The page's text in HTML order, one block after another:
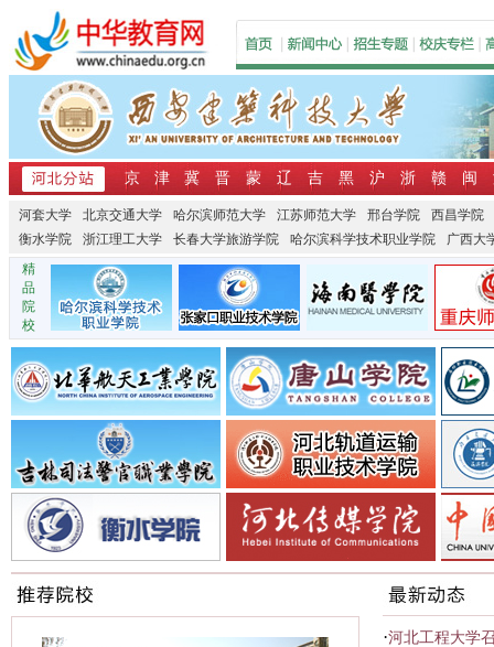
京 津 冀 晋 蒙 辽 吉 黑 沪 浙 赣 闽
河套大学 北京交通大学 哈尔滨师范大学 江苏师范大学 邢台学院
西昌学院
衡水学院
浙江理工大学 长春大学旅游学院 哈尔滨科学技术职业学院
广西大
精
品
院
校
·河北工程大学